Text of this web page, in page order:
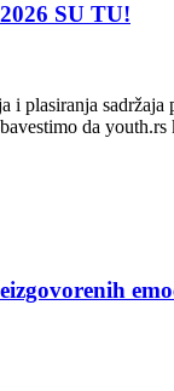
SU TU!
i plasiranja
da